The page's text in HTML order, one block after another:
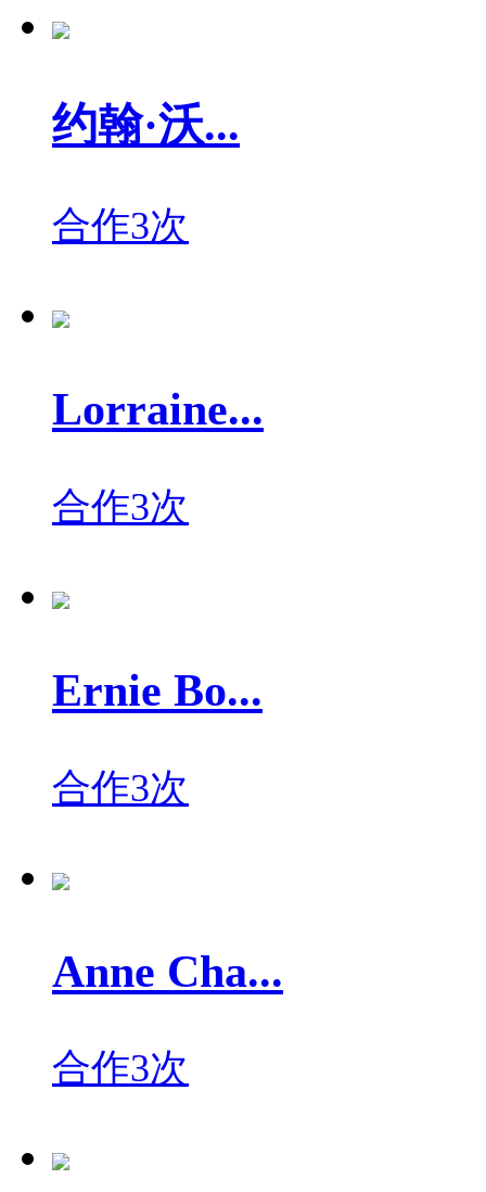
约翰·沃...
合作3次
Lorraine...
合作3次
Ernie Bo...
合作3次
Anne Cha...
合作3次